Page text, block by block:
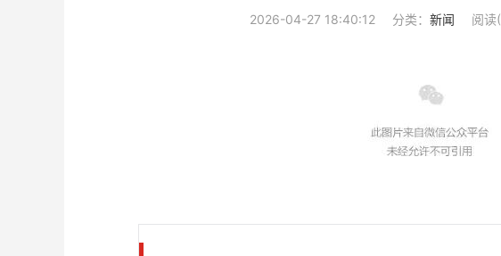
2026-04-27 18:40:12 分类： 新闻 阅读(